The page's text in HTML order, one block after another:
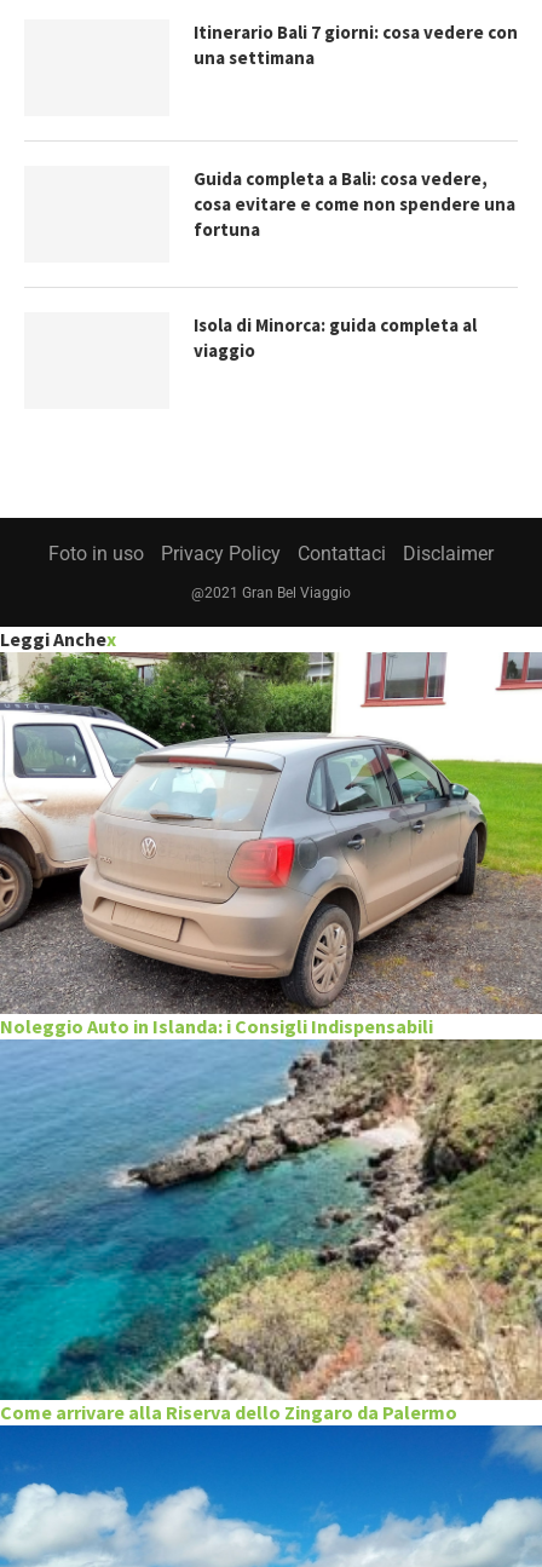
Itinerario Bali 7 giorni: cosa vedere con
una settimana
Guida completa a Bali: cosa vedere,
cosa evitare e come non spendere una
fortuna
Isola di Minorca: guida completa al
viaggio
Foto in uso Privacy Policy Contattaci Disclaimer
@2021 Gran Bel Viaggio
Leggi Anchex
Noleggio Auto in Islanda: i Consigli Indispensabili
Come arrivare alla Riserva dello Zingaro da Palermo